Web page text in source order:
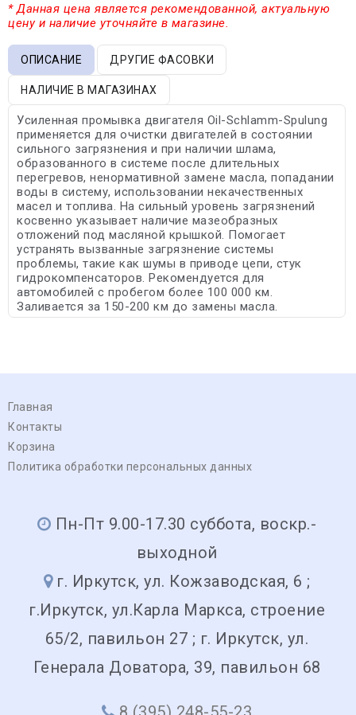
* Данная цена является рекомендованной, актуальную
цену и наличие уточняйте в магазине.
ОПИСАНИЕ ДРУГИЕ ФАСОВКИ
НАЛИЧИЕ В МАГАЗИНАХ
Усиленная промывка двигателя Oil-Schlamm-Spulung
применяется для очистки двигателей в состоянии
сильного загрязнения и при наличии шлама,
образованного в системе после длительных
перегревов, ненормативной замене масла, попадании
воды в систему, использовании некачественных
масел и топлива. На сильный уровень загрязнений
косвенно указывает наличие мазеобразных
отложений под масляной крышкой. Помогает
устранять вызванные загрязнение системы
проблемы, такие как шумы в приводе цепи, стук
гидрокомпенсаторов. Рекомендуется для
автомобилей с пробегом более 100 000 км.
Заливается за 150-200 км до замены масла.
Главная
Контакты
Корзина
Политика обработки персональных данных
Пн-Пт 9.00-17.30 суббота, воскр.-
выходной
г. Иркутск, ул. Кожзаводская, 6 ;
г.Иркутск, ул.Карла Маркса, строение
65/2, павильон 27 ; г. Иркутск, ул.
Генерала Доватора, 39, павильон 68